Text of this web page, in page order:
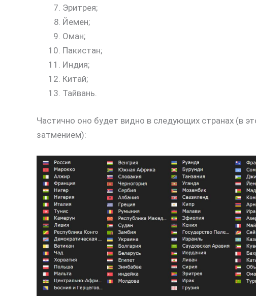
Эритрея;
Йемен;
Оман;
Пакистан;
Индия;
Китай;
Тайвань.
Частично оно будет видно в следующих странах (в
затмением):